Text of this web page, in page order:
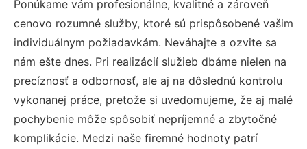
Ponúkame vám profesionálne, kvalitné a zároveň
cenovo rozumné služby, ktoré sú prispôsobené vašim
individuálnym požiadavkám. Neváhajte a ozvite sa
nám ešte dnes. Pri realizácií služieb dbáme nielen na
precíznosť a odbornosť, ale aj na dôslednú kontrolu
vykonanej práce, pretože si uvedomujeme, že aj malé
pochybenie môže spôsobiť nepríjemné a zbytočné
komplikácie. Medzi naše firemné hodnoty patrí